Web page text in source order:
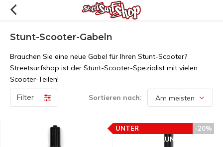
Stunt-Scooter-Gabeln
Brauchen Sie eine neue Gabel für Ihren Stunt-Scooter?
Streetsurfshop ist der Stunt-Scooter-Spezialist mit vielen
Scooter-Teilen!
Filter Sortieren nach:
-20%
UNTER
PREISEMPFEHLUNG